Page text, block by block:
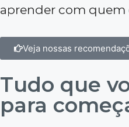
aprender com quem
Veja nossas
Tudo que
para